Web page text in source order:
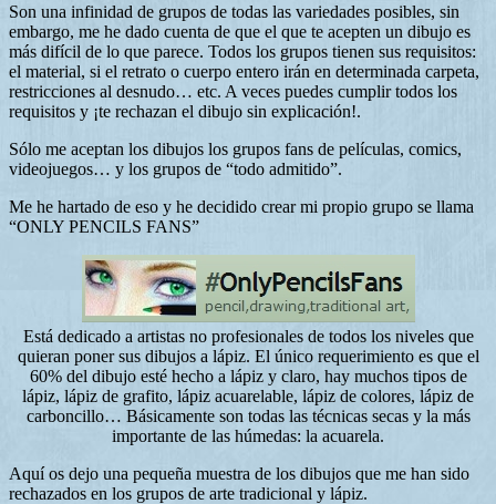
Son una infinidad de grupos de todas las variedades posibles, sin
embargo, me he dado cuenta de que el que te acepten un dibujo es
más difícil de lo que parece. Todos los grupos tienen sus requisitos:
el material, si el retrato o cuerpo entero irán en determinada carpeta,
restricciones al desnudo… etc. A veces puedes cumplir todos los
requisitos y ¡te rechazan el dibujo sin explicación!.
Sólo me aceptan los dibujos los grupos fans de películas, comics,
videojuegos… y los grupos de “todo admitido”.
Me he hartado de eso y he decidido crear mi propio grupo se llama
“ONLY PENCILS FANS”
Está dedicado a artistas no profesionales de todos los niveles que
quieran poner sus dibujos a lápiz. El único requerimiento es que el
60% del dibujo esté hecho a lápiz y claro, hay muchos tipos de
lápiz, lápiz de grafito, lápiz acuarelable, lápiz de colores, lápiz de
carboncillo… Básicamente son todas las técnicas secas y la más
importante de las húmedas: la acuarela.
Aquí os dejo una pequeña muestra de los dibujos que me han sido
rechazados en los grupos de arte tradicional y lápiz.